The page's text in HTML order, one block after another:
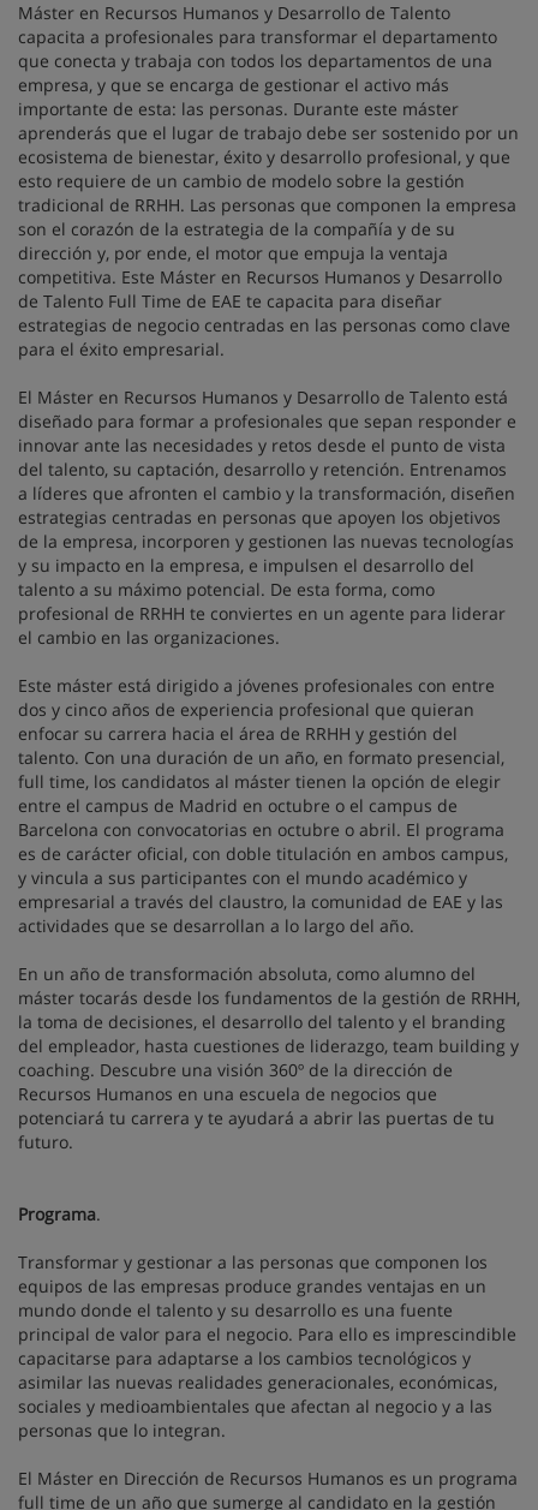
Máster en Recursos Humanos y Desarrollo de Talento
capacita a profesionales para transformar el departamento
que conecta y trabaja con todos los departamentos de una
empresa, y que se encarga de gestionar el activo más
importante de esta: las personas. Durante este máster
aprenderás que el lugar de trabajo debe ser sostenido por un
ecosistema de bienestar, éxito y desarrollo profesional, y que
esto requiere de un cambio de modelo sobre la gestión
tradicional de RRHH. Las personas que componen la empresa
son el corazón de la estrategia de la compañía y de su
dirección y, por ende, el motor que empuja la ventaja
competitiva. Este Máster en Recursos Humanos y Desarrollo
de Talento Full Time de EAE te capacita para diseñar
estrategias de negocio centradas en las personas como clave
para el éxito empresarial.
El Máster en Recursos Humanos y Desarrollo de Talento está
diseñado para formar a profesionales que sepan responder e
innovar ante las necesidades y retos desde el punto de vista
del talento, su captación, desarrollo y retención. Entrenamos
a líderes que afronten el cambio y la transformación, diseñen
estrategias centradas en personas que apoyen los objetivos
de la empresa, incorporen y gestionen las nuevas tecnologías
y su impacto en la empresa, e impulsen el desarrollo del
talento a su máximo potencial. De esta forma, como
profesional de RRHH te conviertes en un agente para liderar
el cambio en las organizaciones.
Este máster está dirigido a jóvenes profesionales con entre
dos y cinco años de experiencia profesional que quieran
enfocar su carrera hacia el área de RRHH y gestión del
talento. Con una duración de un año, en formato presencial,
full time, los candidatos al máster tienen la opción de elegir
entre el campus de Madrid en octubre o el campus de
Barcelona con convocatorias en octubre o abril. El programa
es de carácter oficial, con doble titulación en ambos campus,
y vincula a sus participantes con el mundo académico y
empresarial a través del claustro, la comunidad de EAE y las
actividades que se desarrollan a lo largo del año.
En un año de transformación absoluta, como alumno del
máster tocarás desde los fundamentos de la gestión de RRHH,
la toma de decisiones, el desarrollo del talento y el branding
del empleador, hasta cuestiones de liderazgo, team building y
coaching. Descubre una visión 360º de la dirección de
Recursos Humanos en una escuela de negocios que
potenciará tu carrera y te ayudará a abrir las puertas de tu
futuro.
Programa.
Transformar y gestionar a las personas que componen los
equipos de las empresas produce grandes ventajas en un
mundo donde el talento y su desarrollo es una fuente
principal de valor para el negocio. Para ello es imprescindible
capacitarse para adaptarse a los cambios tecnológicos y
asimilar las nuevas realidades generacionales, económicas,
sociales y medioambientales que afectan al negocio y a las
personas que lo integran.
El Máster en Dirección de Recursos Humanos es un programa
full time de un año que sumerge al candidato en la gestión